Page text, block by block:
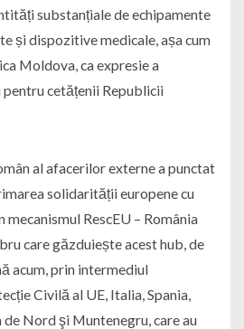
substanțiale de echipamente
și dispozitive medicale, așa cum
Moldova, ca expresie a
cetățenii Republicii
al afacerilor externe a punctat
solidarității europene cu
RescEU – România
care găzduiește acest hub, de
acum, prin intermediul
Civilă al UE, Italia, Spania,
Nord şi Muntenegru, care au